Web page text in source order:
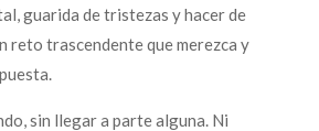
guarida de tristezas y hacer de
reto trascendente que merezca y
sin llegar a parte alguna. Ni